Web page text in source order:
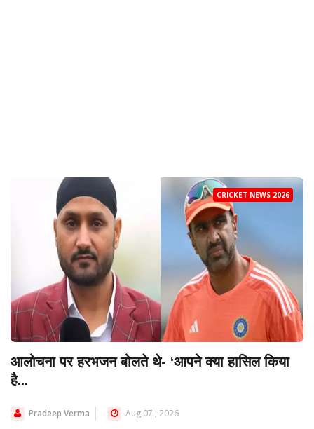
CRICKET NEWS 2026
आलोचना पर हरभजन बोलते थे- ‘आपने क्या हासिल किया
है...
Pradeep Verma Aug 07 , 2026